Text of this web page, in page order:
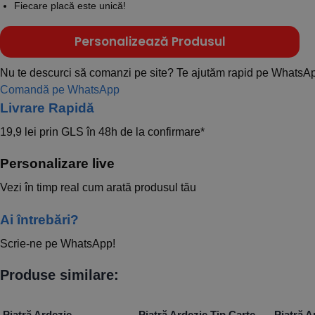
Fiecare placă este unică!
Personalizează Produsul
Nu te descurci să comanzi pe site? Te ajutăm rapid pe
Comandă pe WhatsApp
Livrare Rapidă​
19,9 lei prin GLS în 48h de la confirmare*
Personalizare live
Vezi în timp real cum arată produsul tău
Ai întrebări?
Scrie-ne pe WhatsApp!
Produse similare: